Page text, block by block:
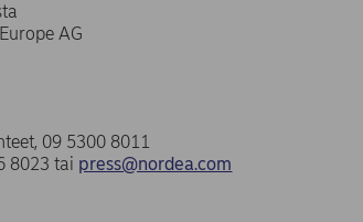
AG
09 5300 8011
8023 tai press@nordea.com